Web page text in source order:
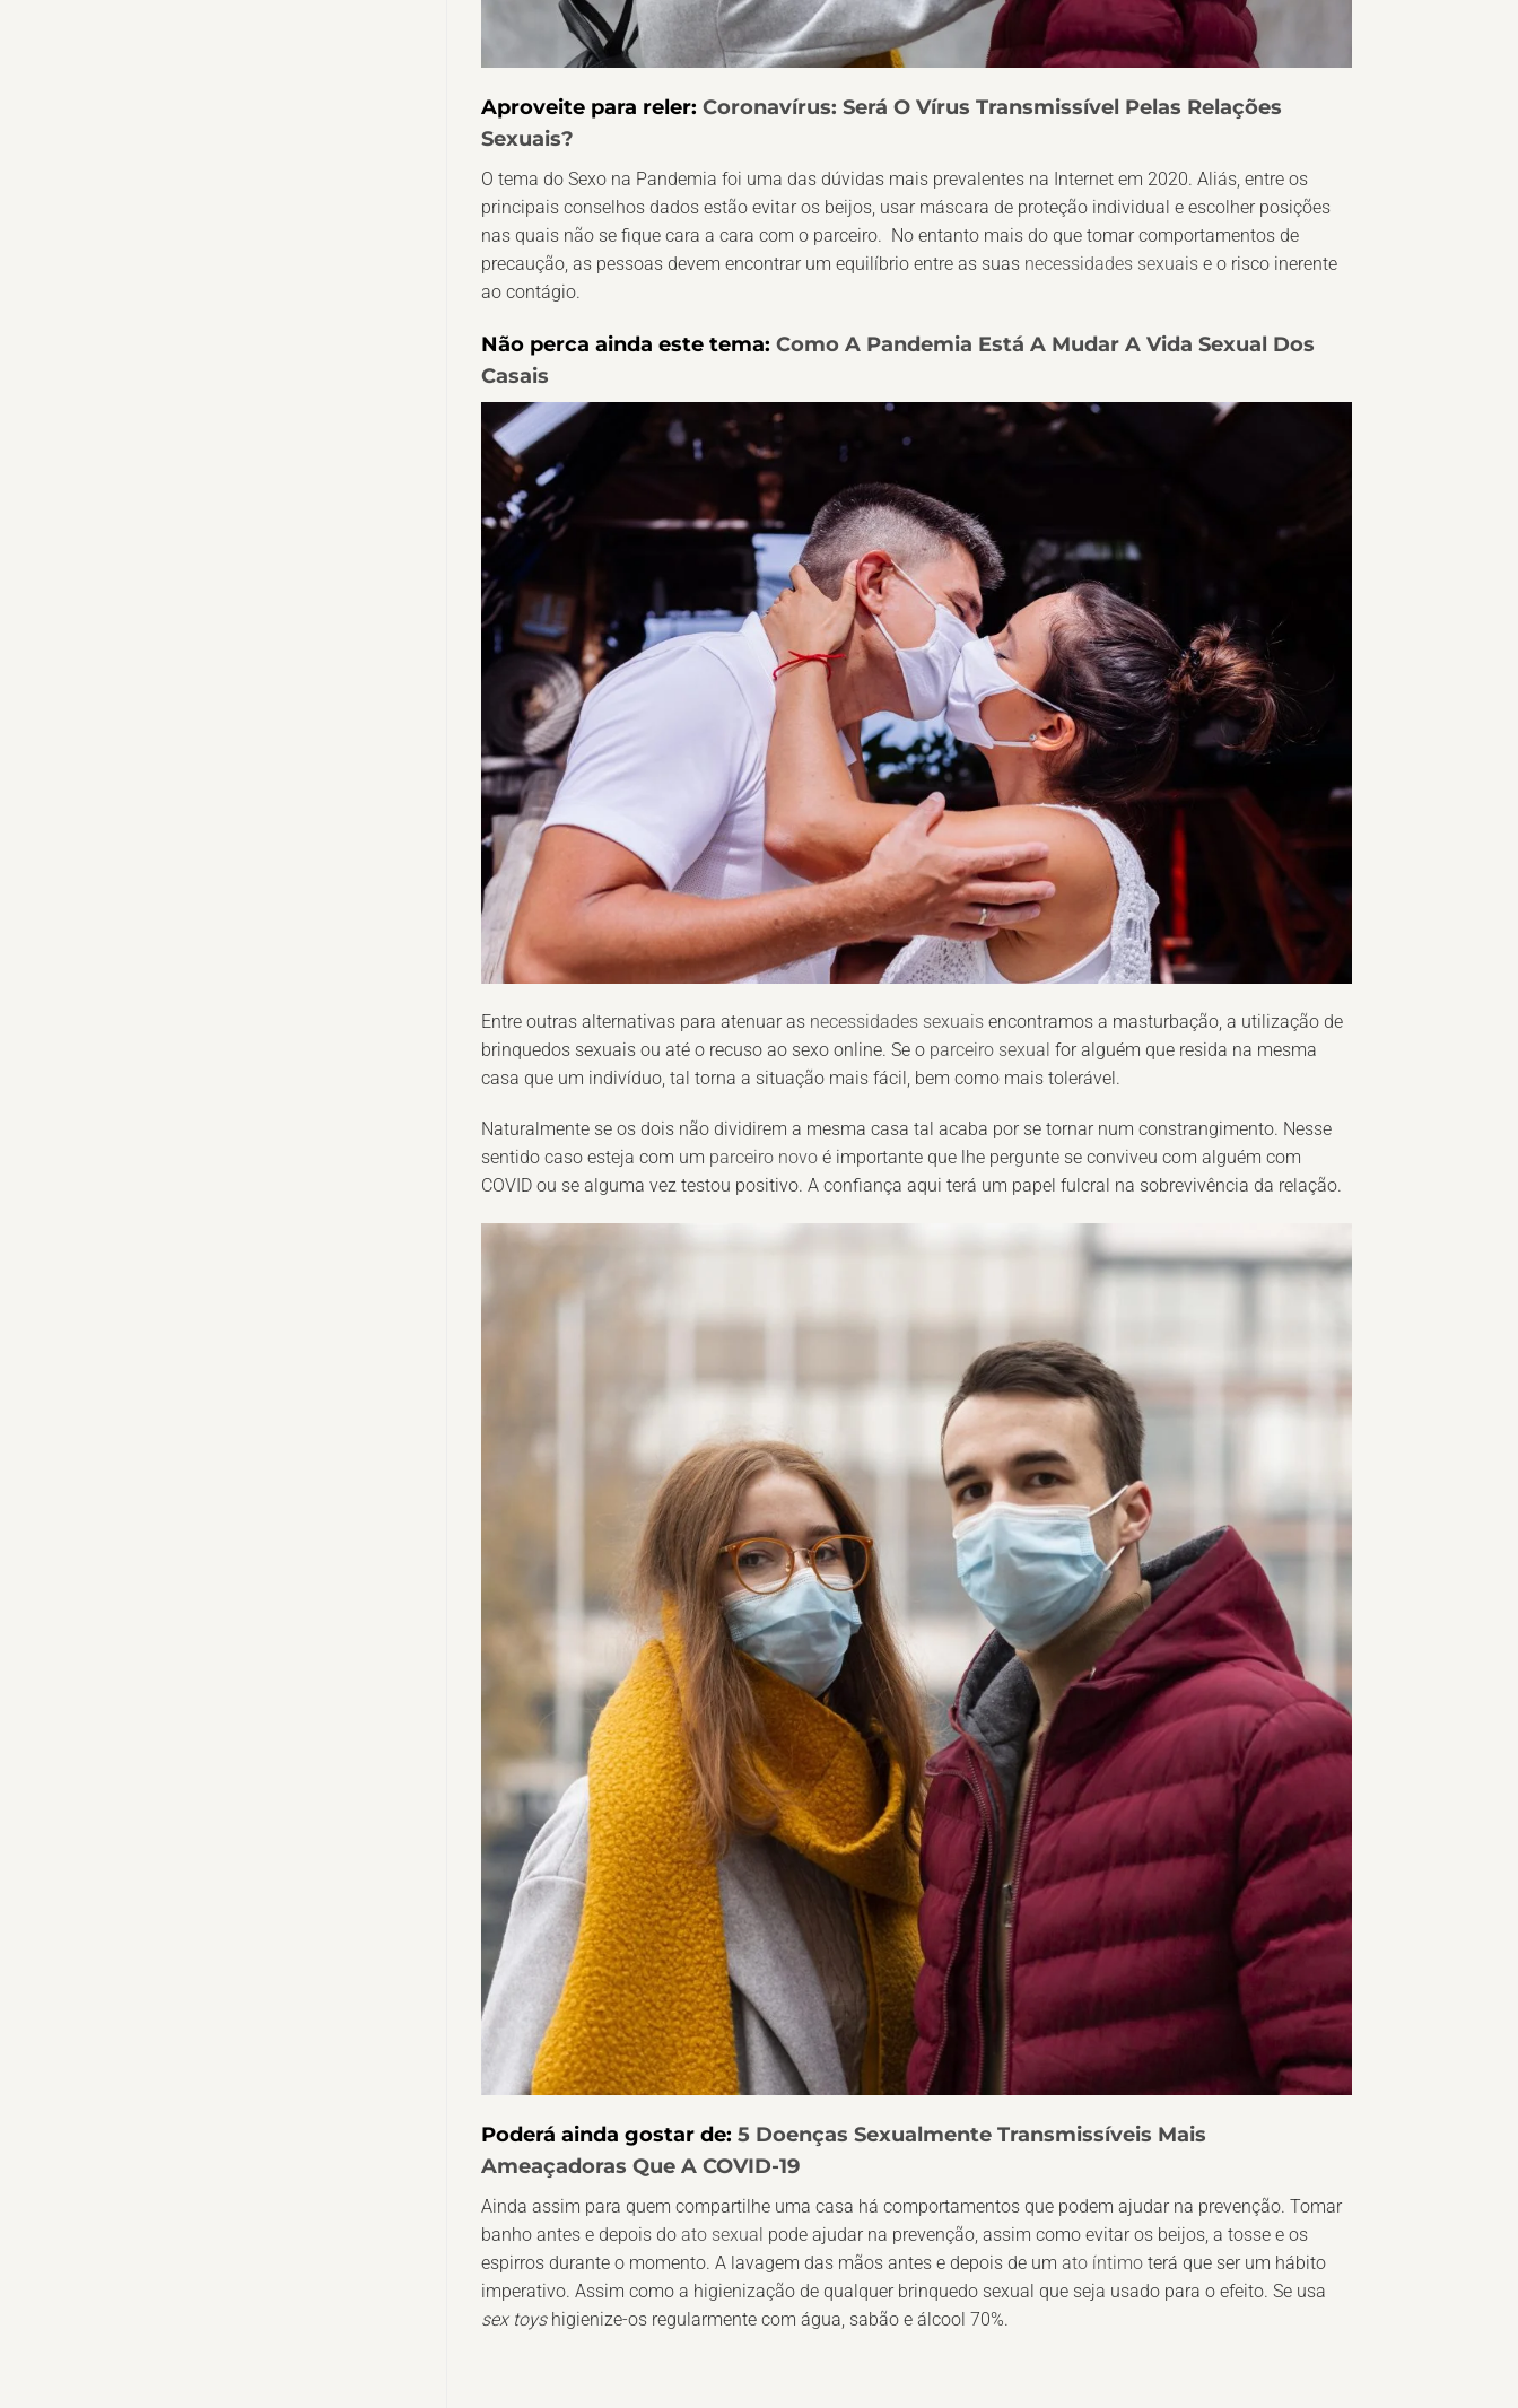
Aproveite para reler: Coronavírus: Será O Vírus Transmissível Pelas Relações
Sexuais?
O tema do Sexo na Pandemia foi uma das dúvidas mais prevalentes na Internet em 2020. Aliás, entre os
principais conselhos dados estão evitar os beijos, usar máscara de proteção individual e escolher posições
nas quais não se fique cara a cara com o parceiro. No entanto mais do que tomar comportamentos de
precaução, as pessoas devem encontrar um equilíbrio entre as suas necessidades sexuaise o risco inerente
ao contágio.
Não perca ainda este tema: Como A Pandemia Está A Mudar A Vida Sexual Dos
Casais
Entre outras alternativas para atenuar asnecessidades sexuaisencontramos a masturbação, a utilização de
brinquedos sexuais ou até o recuso ao sexo online. Se o parceiro sexual for alguém que resida na mesma
casa que um indivíduo, tal torna a situação mais fácil, bem como mais tolerável.
Naturalmente se os dois não dividirem a mesma casa tal acaba por se tornar num constrangimento. Nesse
sentido caso esteja com um parceiro novoé importante que lhe pergunte se conviveu com alguém com
COVID ou se alguma vez testou positivo. A confiança aqui terá um papel fulcral na sobrevivência da relação.
Poderá ainda gostar de: 5 Doenças Sexualmente Transmissíveis Mais
Ameaçadoras Que A COVID-19
Ainda assim para quem compartilhe uma casa há comportamentos que podem ajudar na prevenção. Tomar
banho antes e depois do ato sexual pode ajudar na prevenção, assim como evitar os beijos, a tosse e os
espirros durante o momento. A lavagem das mãos antes e depois de um ato íntimoterá que ser um hábito
imperativo. Assim como a higienização de qualquer brinquedo sexual que seja usado para o efeito. Se usa
sex toyshigienize-os regularmente com água, sabão e álcool 70%.